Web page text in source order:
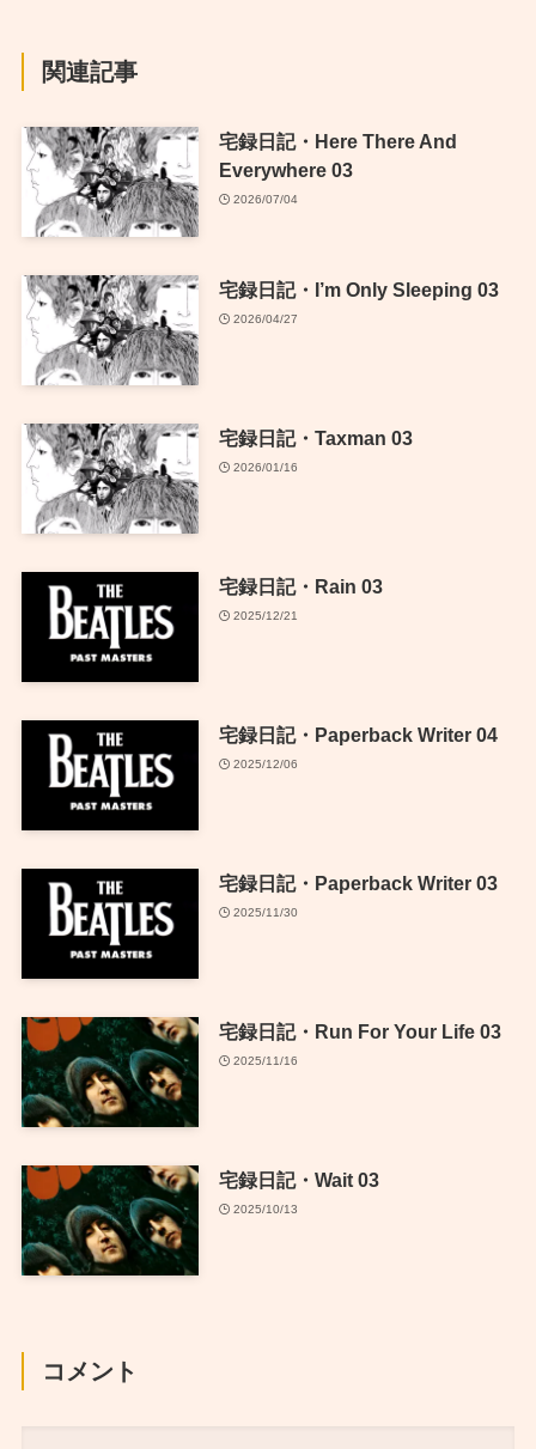
関連記事
宅録日記・Here There And
Everywhere 03
2026/07/04
宅録日記・I’m Only Sleeping 03
2026/04/27
宅録日記・Taxman 03
2026/01/16
宅録日記・Rain 03
2025/12/21
宅録日記・Paperback Writer 04
2025/12/06
宅録日記・Paperback Writer 03
2025/11/30
宅録日記・Run For Your Life 03
2025/11/16
宅録日記・Wait 03
2025/10/13
コメント